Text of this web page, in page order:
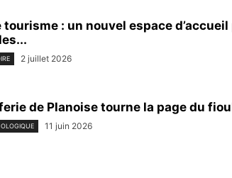
: un nouvel espace
2 juillet 2026
de Planoise tourne la page du
11 juin 2026